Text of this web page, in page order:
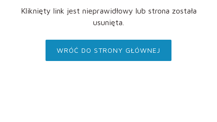
Kliknięty link jest nieprawidłowy lub strona została
usunięta.
WRÓĆ DO STRONY GŁÓWNEJ